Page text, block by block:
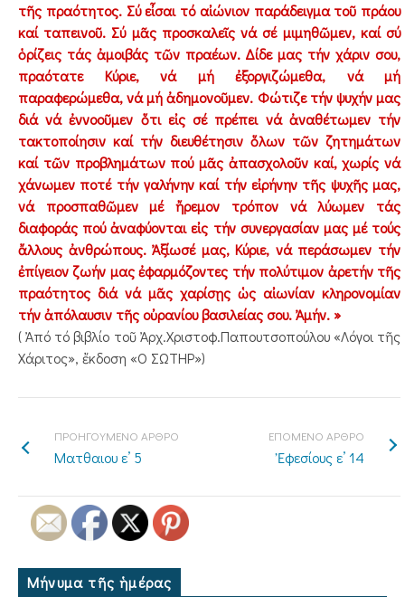
τῆς πραότητος. Σύ εἶσαι τό αἰώνιον παράδειγμα τοῦ πράου
καί ταπεινοῦ. Σύ μᾶς προσκαλεῖς νά σέ μιμηθῶμεν, καί σύ
ὁρίζεις τάς ἀμοιβάς τῶν πραέων. Δίδε μας τήν χάριν σου,
πραότατε Κύριε, νά μή ἐξοργιζώμεθα, νά μή
παραφερώμεθα, νά μή ἀδημονοῦμεν. Φώτιζε τήν ψυχήν μας
διά νά ἐννοοῦμεν ὅτι εἰς σέ πρέπει νά ἀναθέτωμεν τήν
τακτοποίησιν καί τήν διευθέτησιν ὅλων τῶν ζητημάτων
καί τῶν προβλημάτων πού μᾶς ἀπασχολοῦν καί, χωρίς νά
χάνωμεν ποτέ τήν γαλήνην καί τήν εἰρήνην τῆς ψυχῆς μας,
νά προσπαθῶμεν μέ ἤρεμον τρόπον νά λύωμεν τάς
διαφοράς πού ἀναφύονται εἰς τήν συνεργασίαν μας μέ τούς
ἄλλους ἀνθρώπους. Ἀξίωσέ μας, Κύριε, νά περάσωμεν τήν
ἐπίγειον ζωήν μας ἐφαρμόζοντες τήν πολύτιμον ἀρετήν τῆς
πραότητος διά νά μᾶς χαρίσῃς ὡς αἰωνίαν κληρονομίαν
τήν ἀπόλαυσιν τῆς οὐρανίου βασιλείας σου. Ἀμήν. »
( Ἀπό τό βιβλίο τοῦ Ἀρχ.Χριστοφ.Παπουτσοπούλου «Λόγοι τῆς
Χάριτος», ἔκδοση «Ο ΣΩΤΗΡ»)
ΠΡΟΗΓΟΥΜΕΝΟ ΑΡΘΡΟ
Ματθαιου ε’ 5
ΕΠΟΜΕΝΟ ΑΡΘΡΟ
Ἐφεσίους ε’ 14
Μήνυμα τῆς ἡμέρας